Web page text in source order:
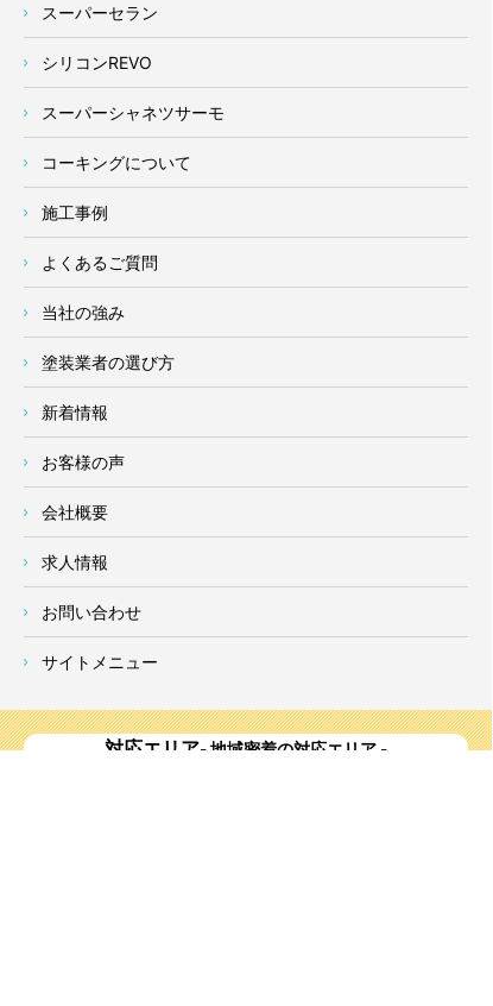
スーパーセラン
シリコンREVO
スーパーシャネツサーモ
コーキングについて
施工事例
よくあるご質問
当社の強み
塗装業者の選び方
新着情報
お客様の声
会社概要
求人情報
お問い合わせ
サイトメニュー
対応エリア- 地域密着の対応エリア -